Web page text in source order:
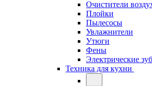
Очистители
Плойки
Пылесосы
Увлажнители
Утюги
Фены
Электрические
Техника для кухни